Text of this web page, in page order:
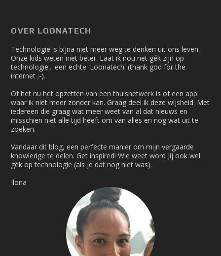
OVER LOONATECH
Technologie is bijna niet meer weg te denken uit ons leven.
Onze kids weten niet beter. Laat ik nou net gék zijn op
technologie... een echte 'Loonatech' (thank god for the
internet ;-).
Of het nu het opzetten van een thuisnetwerk is of een app
waar ik niet meer zonder kan. Graag deel ik deze wijsheid. Met
iedereen die graag wat meer weet van al dat nieuws en
misschien niet alle tijd heeft om van alles en nog wat uit te
zoeken.
Vandaar dit blog, een perfecte manier om mijn vergaarde
knowledge te delen. Get inspired! Wie weet word jij ook wel
gék op technologie (als je dat nog niet was).
Ilona